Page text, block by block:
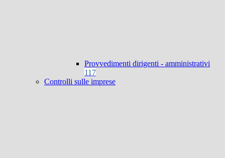
Provvedimenti dirigenti - amministrativi
117
Controlli sulle imprese